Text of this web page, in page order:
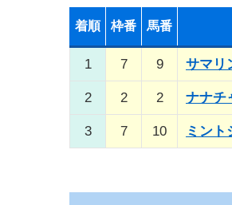
着順 枠番 馬番
1 7 9 サマリ
2 2 2 ナナチ
3 7 10 ミント